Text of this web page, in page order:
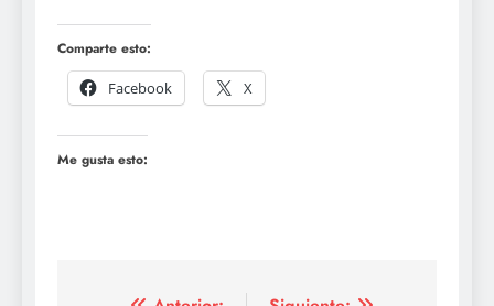
Comparte esto:
Facebook
X
Me gusta esto: